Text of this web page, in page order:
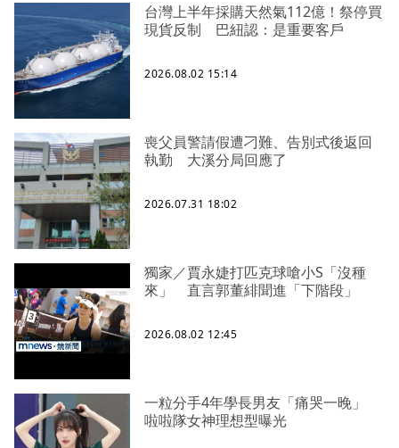
台灣上半年採購天然氣112億！祭停買
現貨反制 巴紐認：是重要客戶
2026.08.02 15:14
喪父員警請假遭刁難、告別式後返回
執勤 大溪分局回應了
2026.07.31 18:02
獨家／賈永婕打匹克球嗆小S「沒種
來」 直言郭董緋聞進「下階段」
2026.08.02 12:45
一粒分手4年學長男友「痛哭一晚」
啦啦隊女神理想型曝光